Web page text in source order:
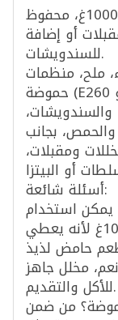
كبيس فليفلة إيطالي من درة بوزن 1000غ، محفوظ
أو إضافة
للسندويشات.
ملح، منظمات
والسندويشات،
بجانب
ومقبلات،
أسئلة شائعة:
يمكن استخدام
كبيس فليفلة إيطالي درة 1000غ لأنه يعطي
مخلل جاهز
للأكل والتقديم.
من ضمن